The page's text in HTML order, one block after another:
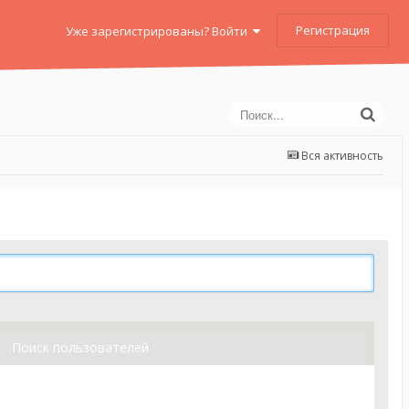
Уже зарегистрированы? Войти Регистрация
Вся активность
Поиск пользователей